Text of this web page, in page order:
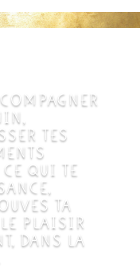
TES
QUI TE
TA
PLAISIR
DANS LA